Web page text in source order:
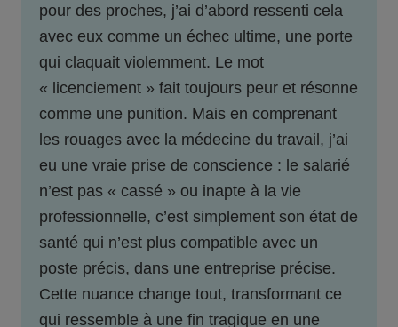
pour des proches, j’ai d’abord ressenti cela
avec eux comme un échec ultime, une porte
qui claquait violemment. Le mot
« licenciement » fait toujours peur et résonne
comme une punition. Mais en comprenant
les rouages avec la médecine du travail, j’ai
eu une vraie prise de conscience : le salarié
n’est pas « cassé » ou inapte à la vie
professionnelle, c’est simplement son état de
santé qui n’est plus compatible avec un
poste précis, dans une entreprise précise.
Cette nuance change tout, transformant ce
qui ressemble à une fin tragique en une